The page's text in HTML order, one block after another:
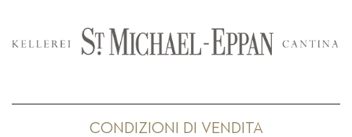
CONDIZIONI DI VENDITA